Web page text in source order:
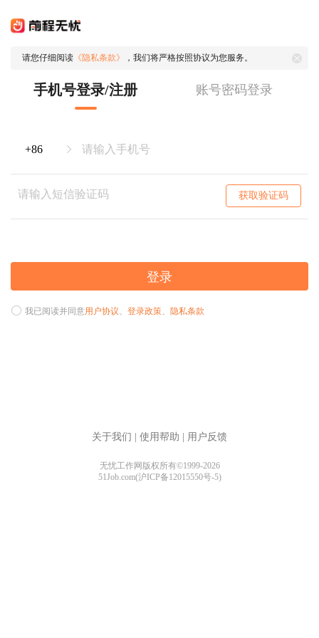
请您仔细阅读 《隐私条款》 ，我们将严格按照协议为您服务。
手机号登录/注册 账号密码登录
获取验证码
登录
我已阅读并同意用户协议、 登录政策、 隐私条款
关于我们 使用帮助 用户反馈
无忧工作网版权所有©1999-2026
51Job.com(沪ICP备12015550号-5)